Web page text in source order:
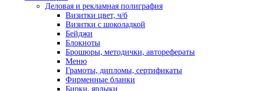
Деловая и рекламная полиграфия
Визитки цвет, ч/б
Визитки с шоколадкой
Бейджи
Блокноты
Брошюры, методички, авторефераты
Меню
Грамоты, дипломы, сертификаты
Фирменные бланки
Бирки, ярлыки